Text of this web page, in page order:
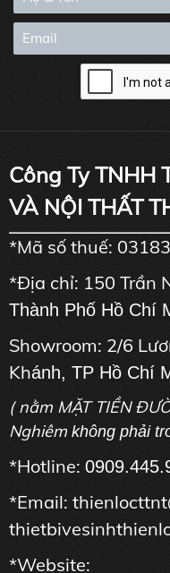
Công Ty TNHH
VÀ NỘI THẤT
*Mã số thuế:
*Địa chỉ: 150 Trần
Thành Phố Hồ Chí
Showroom: 2/6
Khánh, TP Hồ Chí
( nằm MẶT TIỀN
Nghiêm không phải
*Hotline:
*Email:
*Website: